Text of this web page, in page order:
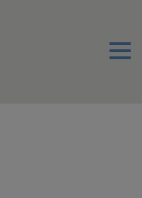
Menu